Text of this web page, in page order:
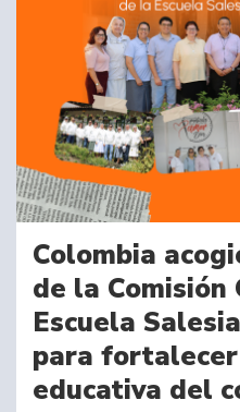
Colombia
de la
Escuela
para
educativa del